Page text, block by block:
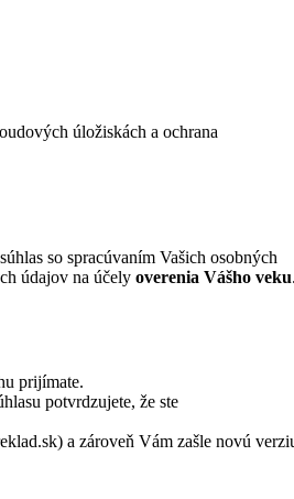
úložiskách a ochrana
so spracúvaním Vašich osobných
údajov na účelyoverenia Vášho veku
prijímate.
potvrdzujete, že ste
a zároveň Vám zašle novú